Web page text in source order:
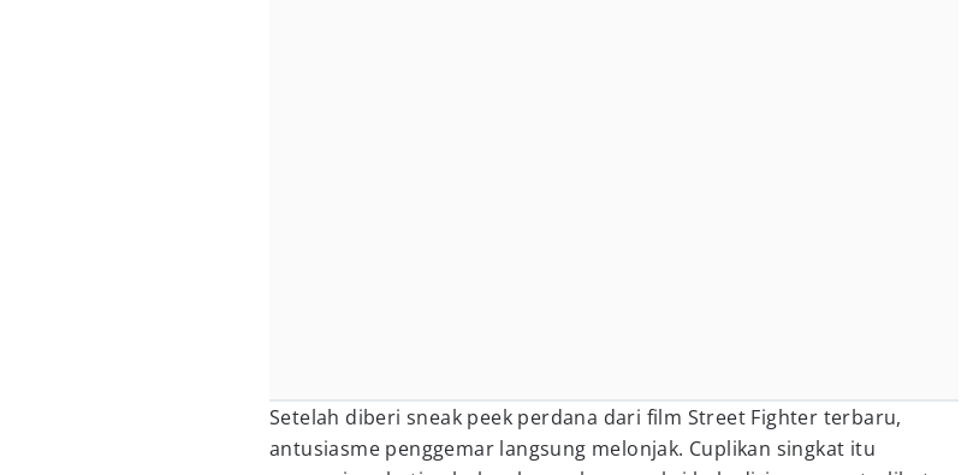
Setelah diberi sneak peek perdana dari film Street Fighter terbaru,
antusiasme penggemar langsung melonjak. Cuplikan singkat itu